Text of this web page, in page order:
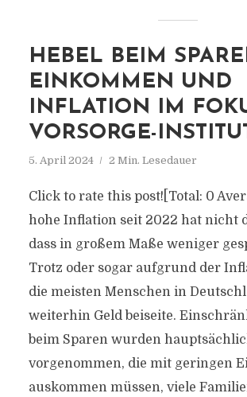
HEBEL BEIM
EINKOMMEN UND
INFLATION IM
VORSORGE-
5. April 2024 2 Min. Lesedauer
Click to rate this post![Total: 0
hohe Inflation seit 2022 hat nicht
dass in großem Maße weniger
Trotz oder sogar aufgrund der
die meisten Menschen in
weiterhin Geld beiseite.
beim Sparen wurden
vorgenommen, die mit geringen
auskommen müssen, viele